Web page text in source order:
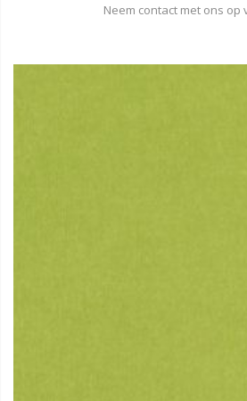
Neem contact met ons op